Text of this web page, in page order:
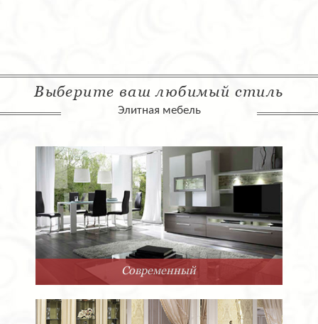
Выберите ваш любимый стиль
Элитная мебель
Современный